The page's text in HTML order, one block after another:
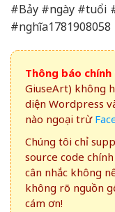
#Bảy #ngày #tuổi
#nghĩa1781908058
Thông báo
GiuseArt) không
diện Wordpress
nào ngoại trừ
Chúng tôi chỉ
source code
cân nhắc không
không rõ nguồn
cám ơn!